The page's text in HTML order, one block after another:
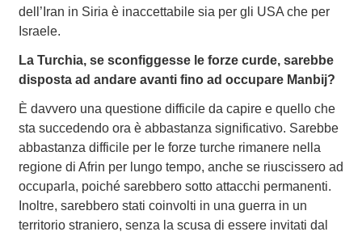
dell’Iran in Siria è inaccettabile sia per gli USA che per
Israele.
La Turchia, se sconfiggesse le forze curde, sarebbe
disposta ad andare avanti fino ad occupare Manbij?
È davvero una questione difficile da capire e quello che
sta succedendo ora è abbastanza significativo. Sarebbe
abbastanza difficile per le forze turche rimanere nella
regione di Afrin per lungo tempo, anche se riuscissero ad
occuparla, poiché sarebbero sotto attacchi permanenti.
Inoltre, sarebbero stati coinvolti in una guerra in un
territorio straniero, senza la scusa di essere invitati dal